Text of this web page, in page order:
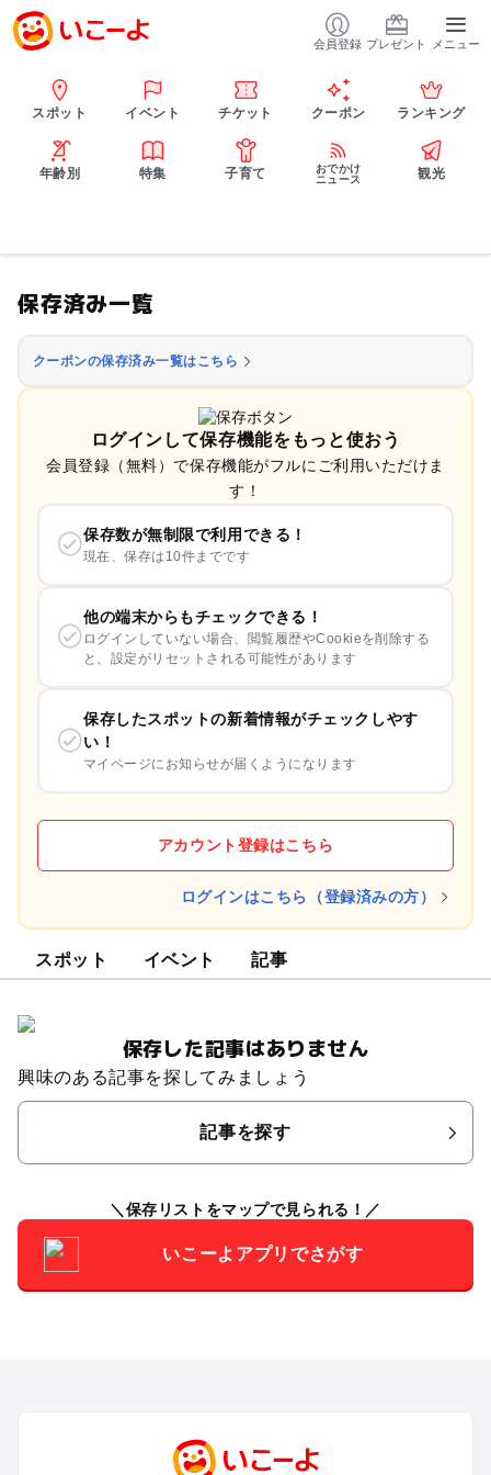
会員登録 プレゼント メニュー
スポット イベント チケット クーポン ランキング
年齢別 特集 子育て
おでかけ
ニュース
観光
保存済み一覧
クーポンの保存済み一覧はこちら
ログインして保存機能をもっと使おう
会員登録（無料）で保存機能がフルにご利用いただけま
す！
保存数が無制限で利用できる！
現在、保存は10件までです
他の端末からもチェックできる！
ログインしていない場合、閲覧履歴やCookieを削除する
と、設定がリセットされる可能性があります
保存したスポットの新着情報がチェックしやす
い！
マイページにお知らせが届くようになります
アカウント登録はこちら
ログインはこちら（登録済みの方）
スポット イベント 記事
保存した記事はありません
興味のある記事を探してみましょう
記事を探す
保存リストをマップで見られる！
いこーよアプリでさがす